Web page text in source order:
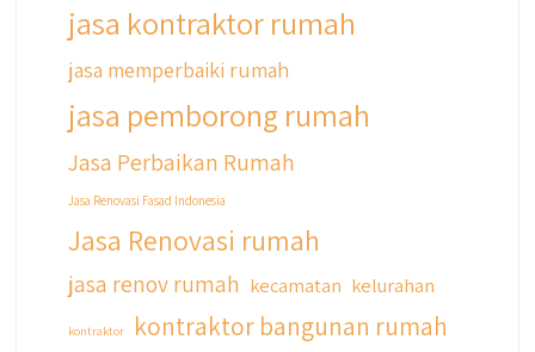
#jasarenovasirumahbekasi
#jasadesainrumahmurah
#jasadesainrumahjakarta
#kontraktorbangunanjabodetabek
#jasabangunrumahjabodetabek
#qyusipersada
jasa kontraktor rumah
jasa memperbaiki rumah
jasa pemborong rumah
Jasa Perbaikan Rumah
Jasa Renovasi Fasad Indonesia
Jasa Renovasi rumah
jasa renov rumah kecamatan kelurahan
kontraktor
kontraktor bangunan rumah